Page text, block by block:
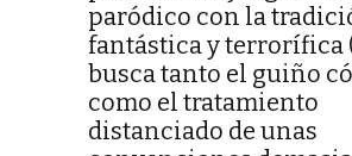
paródico con la
fantástica y terrorífica
busca tanto el guiño
como el tratamiento
distanciado de unas